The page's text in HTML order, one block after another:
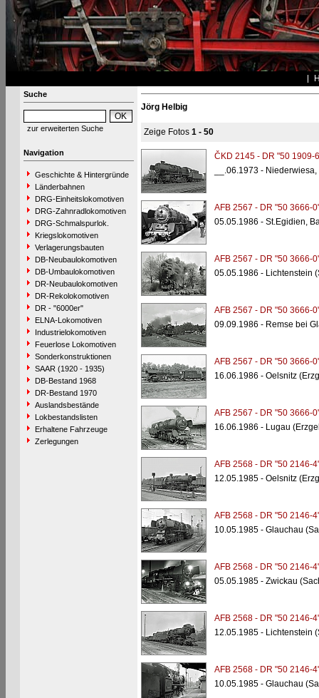
Suche
zur erweiterten Suche
Navigation
Geschichte & Hintergründe
Länderbahnen
DRG-Einheitslokomotiven
DRG-Zahnradlokomotiven
DRG-Schmalspurlok.
Kriegslokomotiven
Verlagerungsbauten
DB-Neubaulokomotiven
DB-Umbaulokomotiven
DR-Neubaulokomotiven
DR-Rekolokomotiven
DR - "6000er"
ELNA-Lokomotiven
Industrielokomotiven
Feuerlose Lokomotiven
Sonderkonstruktionen
SAAR (1920 - 1935)
DB-Bestand 1968
DR-Bestand 1970
Auslandsbestände
Lokbestandslisten
Erhaltene Fahrzeuge
Zerlegungen
Jörg Helbig
Zeige Fotos 1 - 50
ČKD 2145 - DR "50 1909-
__.06.1973 -
AFB 2567 - DR "50 3666-
05.05.1986 - St.Egidien,
AFB 2567 - DR "50 3666-
05.05.1986 - Lichtenstein
AFB 2567 - DR "50 3666-
09.09.1986 - Remse bei
AFB 2567 - DR "50 3666-
16.06.1986 - Oelsnitz
AFB 2567 - DR "50 3666-
16.06.1986 - Lugau
AFB 2568 - DR "50 2146-
12.05.1985 - Oelsnitz
AFB 2568 - DR "50 2146-
10.05.1985 - Glauchau
AFB 2568 - DR "50 2146-
05.05.1985 - Zwickau
AFB 2568 - DR "50 2146-
12.05.1985 - Lichtenstein
AFB 2568 - DR "50 2146-
10.05.1985 - Glauchau